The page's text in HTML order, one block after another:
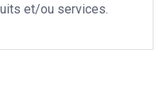
et/ou services.